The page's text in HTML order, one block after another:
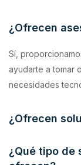
¿Ofrecen
Sí,
ayudarte a tomar
necesidades
¿Ofrecen
¿Qué tipo de